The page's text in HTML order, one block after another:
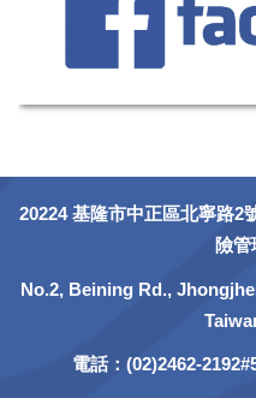
20224 基隆市中正區北寧路2
險
No.2, Beining Rd.,
電話：(02)2462-